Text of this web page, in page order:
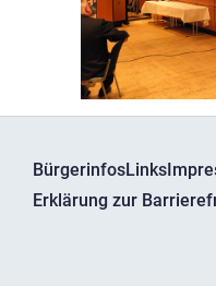
BürgerinfosLinks
Erklärung zur